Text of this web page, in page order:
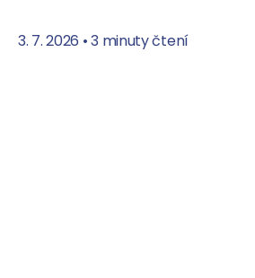
3. 7. 2026 •3 minuty čtení